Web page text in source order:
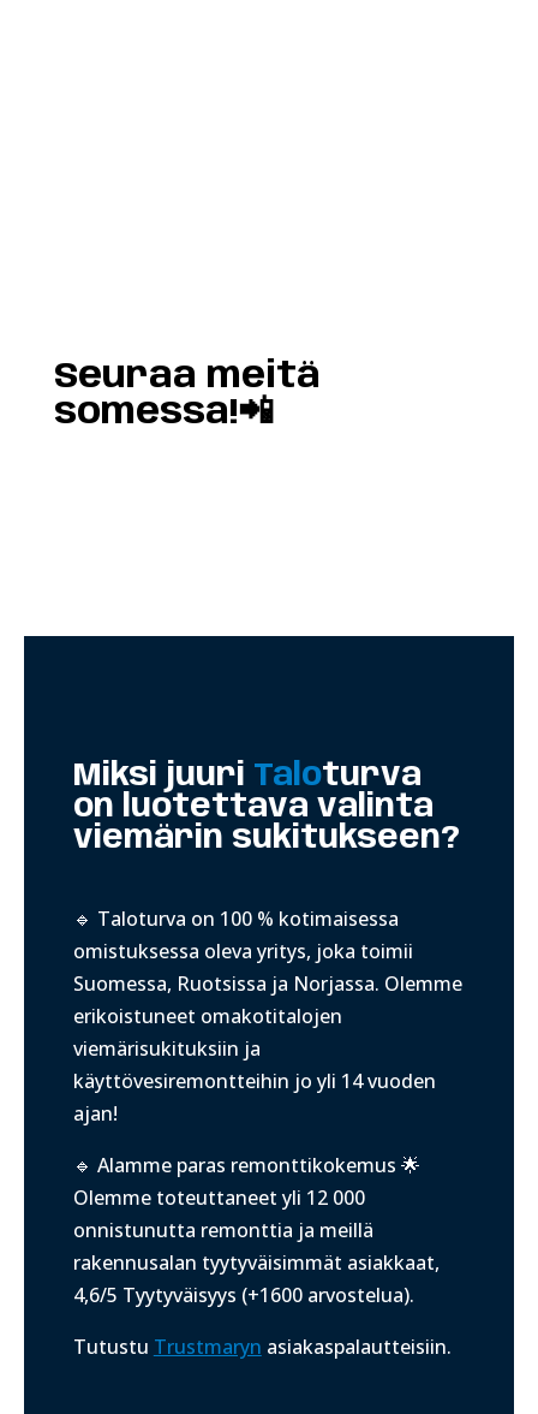
Load More Follow on Instagram
Seuraa meitä
somessa!📲
Miksi juuri Taloturva
on luotettava valinta
viemärin sukitukseen?
🔹 Taloturva on 100 % kotimaisessa
omistuksessa oleva yritys, joka toimii
Suomessa, Ruotsissa ja Norjassa. Olemme
erikoistuneet omakotitalojen
viemärisukituksiin ja
käyttövesiremontteihin jo yli 14 vuoden
ajan!
🔹 Alamme paras remonttikokemus 🌟
Olemme toteuttaneet yli 12 000
onnistunutta remonttia ja meillä
rakennusalan tyytyväisimmät asiakkaat,
4,6/5 Tyytyväisyys (+1600 arvostelua).
Tutustu Trustmaryn asiakaspalautteisiin.